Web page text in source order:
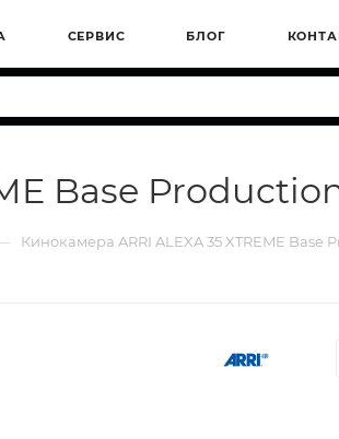
СЕРВИС БЛОГ
Base
Кинокамера ARRI ALEXA 35 XTREME Base